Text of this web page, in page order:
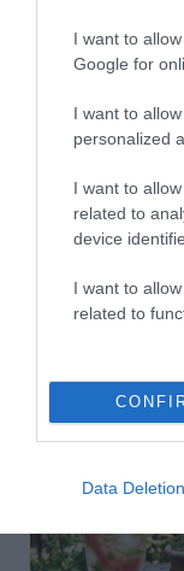
I want to
Google for
I want to
personalized
I want to
related to
device
I want to
related to
Data Deletion
2026-08-06.